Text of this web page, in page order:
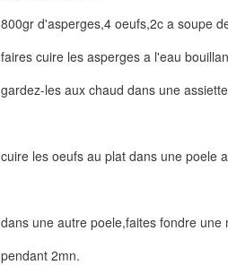
800gr d'asperges,4 oeufs,2c a soupe
faires cuire les asperges a l'eau
gardez-les aux chaud dans une
cuire les oeufs au plat dans une poele
dans une autre poele,faites fondre
pendant 2mn.